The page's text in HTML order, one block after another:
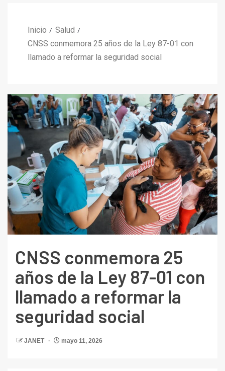
Inicio
Salud
CNSS conmemora 25 años de la Ley 87-01 con
llamado a reformar la seguridad social
CNSS conmemora 25
años de la Ley 87-01 con
llamado a reformar la
seguridad social
JANET mayo 11, 2026